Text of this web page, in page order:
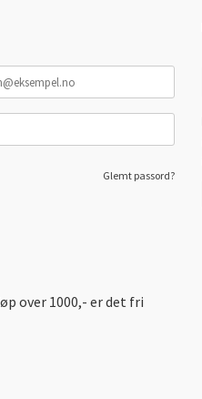
Glemt passord?
over 1000,- er det fri